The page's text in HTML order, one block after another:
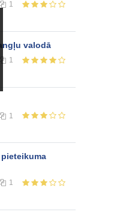
1
valodā
1
1
1